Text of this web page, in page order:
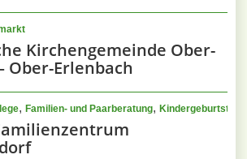
Kirchengemeinde Ober-
Ober-Erlenbach
, Familien- und Paarberatung, Kindergeburtstag,